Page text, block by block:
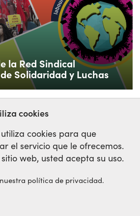
la Red Sindical
Solidaridad y Luchas
Internacional
cookies
cookies para que
el servicio que le ofrecemos.
web, usted acepta su uso.
política de privacidad.